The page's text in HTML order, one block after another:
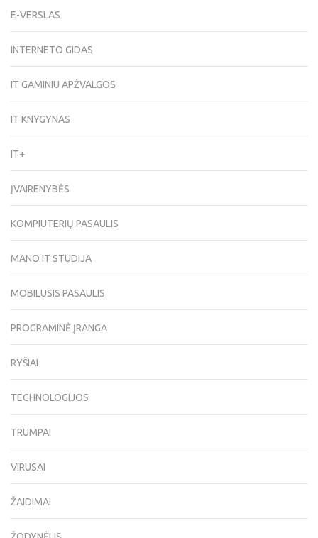
E-VERSLAS
INTERNETO GIDAS
IT GAMINIU APŽVALGOS
IT KNYGYNAS
IT+
ĮVAIRENYBĖS
KOMPIUTERIŲ PASAULIS
MANO IT STUDIJA
MOBILUSIS PASAULIS
PROGRAMINĖ ĮRANGA
RYŠIAI
TECHNOLOGIJOS
TRUMPAI
VIRUSAI
ŽAIDIMAI